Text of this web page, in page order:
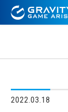
2022.03.18